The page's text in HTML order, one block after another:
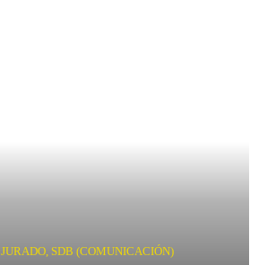
JURADO, SDB (COMUNICACIÓN)